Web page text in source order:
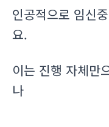
인공적으로 임신
요.
이는 진행 자체만
나